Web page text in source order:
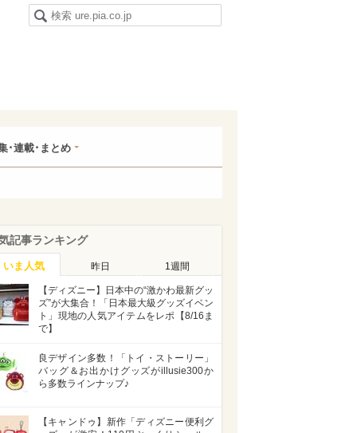
･連載･まとめ
記事ランキング
いま人気 昨日 1週間
【ディズニー】日本中の“激かわ最新グッ
ズ”が大集合！「日本最大級グッズイベン
ト」現地の人気アイテムをレポ【8/16ま
で】
良デザイン多数！「トイ・ストーリー」
バッグ＆お出かけグッズがillusie300か
ら多数ラインナップ♪
【キャンドゥ】新作「ディズニー便利グ